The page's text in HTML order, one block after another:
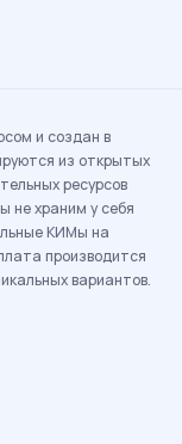
и создан в
из открытых
ресурсов
не храним у себя
КИМы на
производится
вариантов.